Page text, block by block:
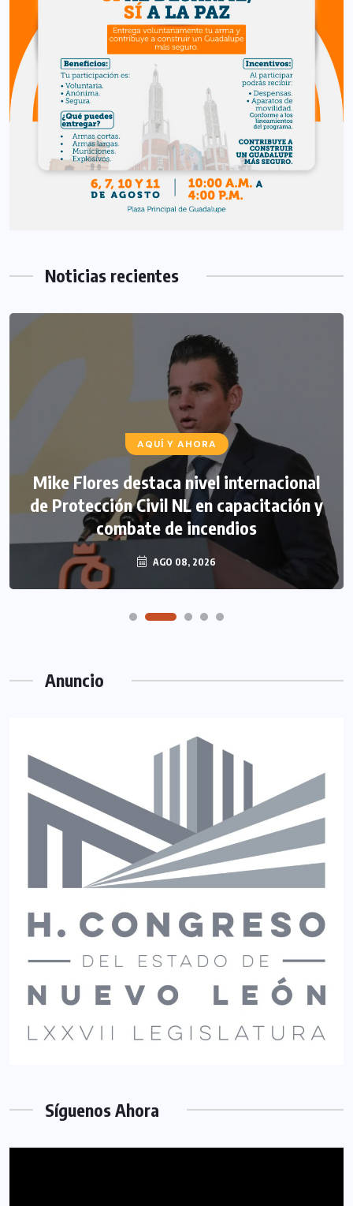
Noticias recientes
AQUÍ Y AHORA
Mike Flores destaca nivel internacional
de Protección Civil NL en capacitación y
combate de incendios
AGO 08, 2026
Anuncio
Síguenos Ahora